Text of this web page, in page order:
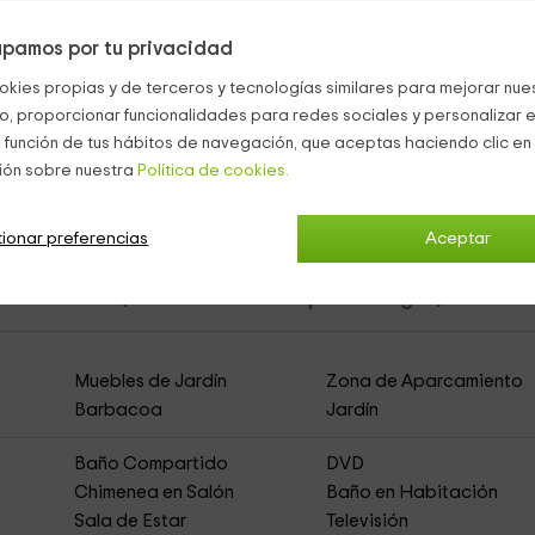
por tu privacidad
propias y de terceros y tecnologías similares para mejorar
proporcionar funcionalidades para redes sociales y personalizar
de tus hábitos de navegación, que aceptas haciendo clic
sobre nuestra Política de cookies.
Aceptar
preferencias
además de sillonesjunto a lazona de la barbacoa.
granpiscinaconzona de hamacasal descubierto en unos
Muebles de Jardín
Zona de Aparcamiento
Barbacoa Jardín
Baño Compartido
DVD
Chimenea en Salón
Baño en Habitación
Sala de Estar
Televisión